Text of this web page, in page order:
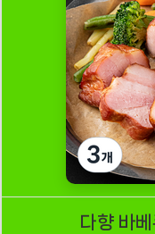
다향 바